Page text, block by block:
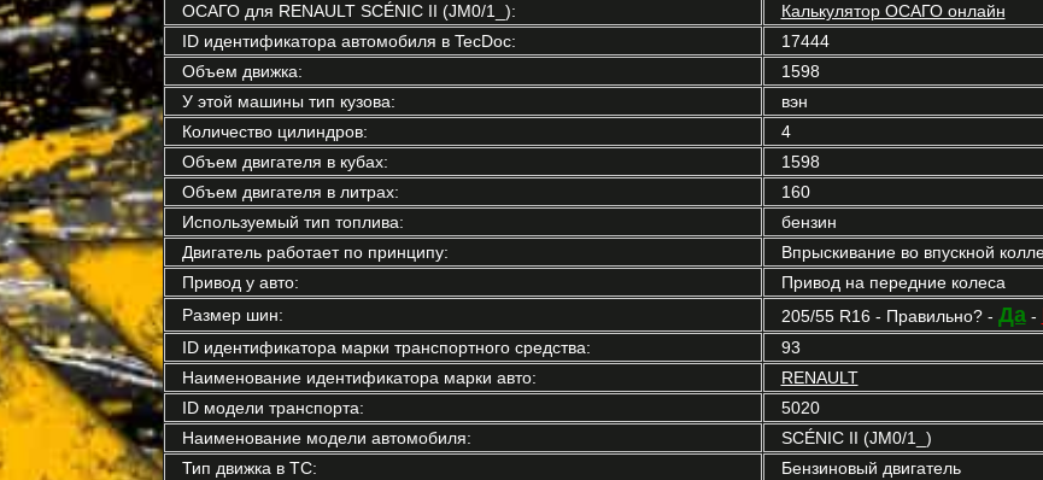
ОСАГО для RENAULT SCÉNIC II (JM0/1_):
Калькулятор ОСАГО онлайн
ID идентификатора автомобиля в TecDoc:
17444
Объем движка:
1598
У этой машины тип кузова:
вэн
Количество цилиндров:
4
Объем двигателя в кубах:
1598
Объем двигателя в литрах:
160
Используемый тип топлива:
бензин
Двигатель работает по принципу:
Впрыскивание во впускной
Привод у авто:
Привод на передние колеса
Размер шин:
205/55 R16 - Правильно? - Да-
ID идентификатора марки транспортного средства:
93
Наименование идентификатора марки авто:
RENAULT
ID модели транспорта:
5020
Наименование модели автомобиля:
SCÉNIC II (JM0/1_)
Тип движка в ТС:
Бензиновый двигатель